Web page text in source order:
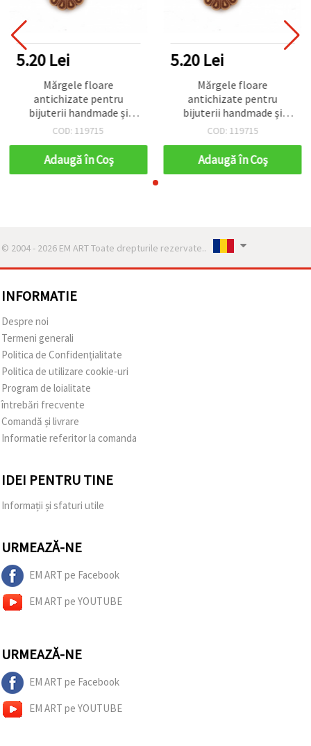
5.20 Lei
Mărgele floare
antichizate pentru
bijuterii handmade și
decorațiuni craft, 22,5 x 9
maro – 50 g (~40 buc.)
COD: 119715
Adaugă în Coş
5.20 Lei
Mărgele floare
antichizate pentru
bijuterii handmade și
decorațiuni craft, 22,5 x 9
maro – 50 g (~40 buc.)
COD: 119715
Adaugă în Coş
© 2004 - 2026 EM ART Toate drepturile rezervate..
INFORMATIE
Despre noi
Termeni generali
Politica de Confidențialitate
Politica de utilizare cookie-uri
Program de loialitate
întrebări frecvente
Comandă și livrare
Informatie referitor la comanda
IDEI PENTRU TINE
Informații și sfaturi utile
URMEAZĂ-NE
EM ART pe Facebook
EM ART pe YOUTUBE
URMEAZĂ-NE
EM ART pe Facebook
EM ART pe YOUTUBE